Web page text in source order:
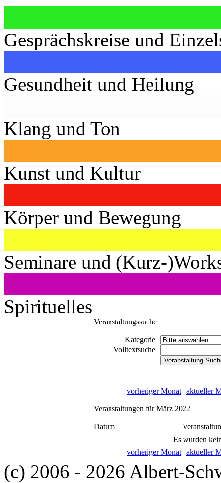
Gesprächskreise und
Gesundheit und Heilung
Klang und Ton
Kunst und Kultur
Körper und Bewegung
Seminare und (Kurz-
Spirituelles
Veranstaltungssuche
Kategorie
Volltextsuche
vorheriger Monat | aktueller
Veranstaltungen für März 2022
Datum
Es wurden
vorheriger Monat | aktueller
(c) 2006 - 2026 Albert-